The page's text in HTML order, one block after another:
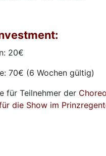
20€
70€ (6 Wochen gültig)
für Teilnehmer der
die Show im